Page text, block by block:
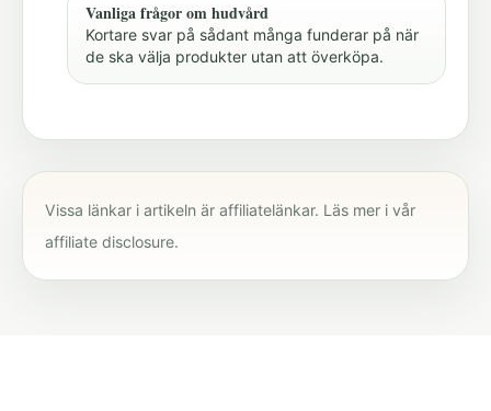
Vanliga frågor om hudvård
Kortare svar på sådant många funderar på när
de ska välja produkter utan att överköpa.
Vissa länkar i artikeln är affiliatelänkar. Läs mer i vår
affiliate disclosure.